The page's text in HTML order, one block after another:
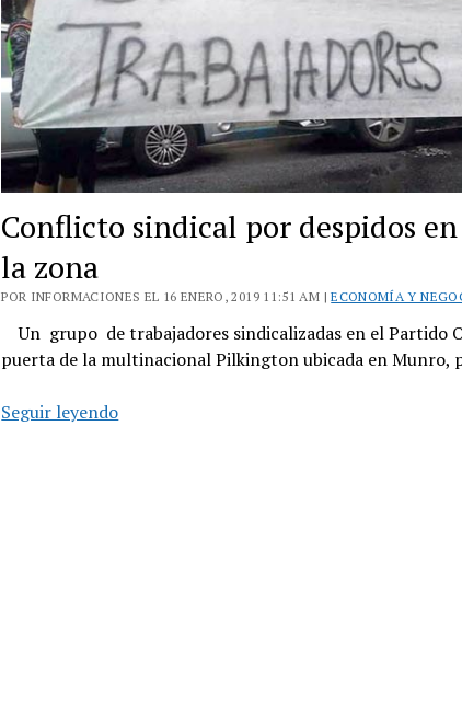
Conflicto sindical por despidos en
la zona
POR INFORMACIONES EL 16 ENERO, 2019 11:51 AM |ECONOMÍA Y
Un grupo de trabajadores sindicalizadas en el Partido
puerta de la multinacional Pilkington ubicada en Munro,
Seguir leyendoConflicto